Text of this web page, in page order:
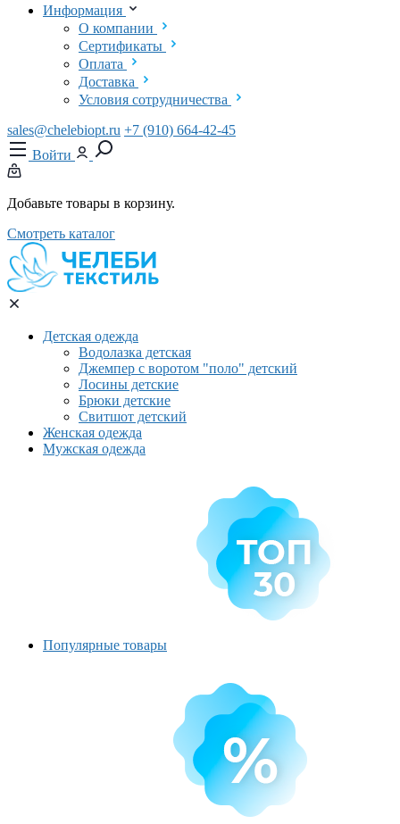
Информация
О компании
Сертификаты
Оплата
Доставка
Условия сотрудничества
sales@chelebiopt.ru +7 (910) 664-42-45
Войти
Добавьте товары в корзину.
Смотреть каталог
Детская одежда
Водолазка детская
Джемпер с воротом "поло" детский
Лосины детские
Брюки детские
Свитшот детский
Женская одежда
Мужская одежда
Популярные товары